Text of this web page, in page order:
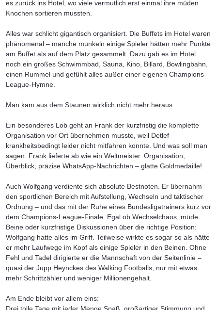
es zurück ins Hotel, wo viele vermutlich erst einmal ihre müden
Knochen sortieren mussten.
Alles war schlicht gigantisch organisiert. Die Buffets im Hotel waren
phänomenal – manche munkeln einige Spieler hätten mehr Punkte
am Buffet als auf dem Platz gesammelt. Dazu gab es im Hotel
noch ein großes Schwimmbad, Sauna, Kino, Billard, Bowlingbahn,
einen Rummel und gefühlt alles außer einer eigenen Champions-
League-Hymne.
Man kam aus dem Staunen wirklich nicht mehr heraus.
Ein besonderes Lob geht an Frank der kurzfristig die komplette
Organisation vor Ort übernehmen musste, weil Detlef
krankheitsbedingt leider nicht mitfahren konnte. Und was soll man
sagen: Frank lieferte ab wie ein Weltmeister. Organisation,
Überblick, präzise WhatsApp-Nachrichten – glatte Goldmedaille!
Auch Wolfgang verdiente sich absolute Bestnoten. Er übernahm
den sportlichen Bereich mit Aufstellung, Wechseln und taktischer
Ordnung – und das mit der Ruhe eines Bundesligatrainers kurz vor
dem Champions-League-Finale. Egal ob Wechselchaos, müde
Beine oder kurzfristige Diskussionen über die richtige Position:
Wolfgang hatte alles im Griff. Teilweise wirkte es sogar so als hätte
er mehr Laufwege im Kopf als einige Spieler in den Beinen. Ohne
Fehl und Tadel dirigierte er die Mannschaft von der Seitenlinie –
quasi der Jupp Heynckes des Walking Footballs, nur mit etwas
mehr Schrittzähler und weniger Millionengehalt.
Am Ende bleibt vor allem eins: